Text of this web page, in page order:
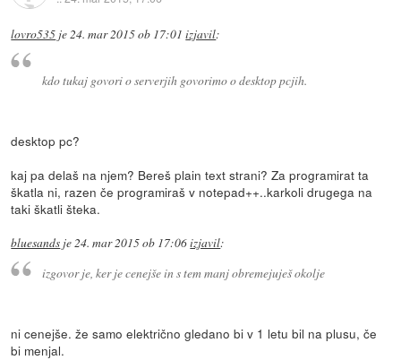
lovro535 je24. mar 2015 ob 17:01 izjavil:
kdo tukaj govori o serverjih govorimo o desktop pcjih.
desktop pc?
kaj pa delaš na njem? Bereš plain text strani? Za programirat ta
škatla ni, razen če programiraš v notepad++..karkoli drugega na
taki škatli šteka.
bluesands je24. mar 2015 ob 17:06izjavil:
izgovor je, ker je cenejše in s tem manj obremejuješ okolje
ni cenejše. že samo električno gledano bi v 1 letu bil na plusu, če
bi menjal.